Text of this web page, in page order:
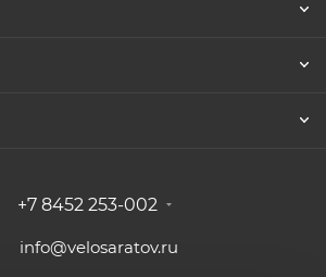
+7 8452 253-002
info@velosaratov.ru